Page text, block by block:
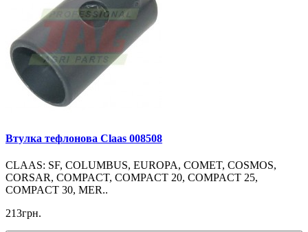
Втулка тефлонова Claas 008508
CLAAS: SF, COLUMBUS, EUROPA, COMET, COSMOS,
CORSAR, COMPACT, COMPACT 20, COMPACT 25,
COMPACT 30, MER..
213грн.